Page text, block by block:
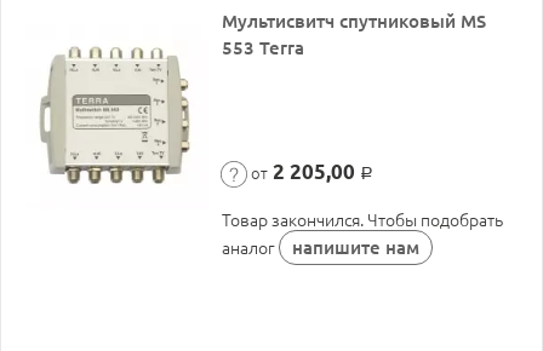
Мультисвитч спутниковый MS
553 Terra
от 2 205,00 Р
Товар закончился. Чтобы подобрать
аналог
напишите нам